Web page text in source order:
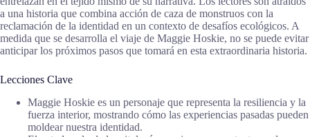
a una historia que combina acción de caza de monstruos con la
reclamación de la identidad en un contexto de desafíos ecológicos. A
medida que se desarrolla el viaje de Maggie Hoskie, no se puede evitar
anticipar los próximos pasos que tomará en esta extraordinaria historia.
Lecciones Clave
Maggie Hoskie es un personaje que representa la resiliencia y la
fuerza interior, mostrando cómo las experiencias pasadas pueden
moldear nuestra identidad.